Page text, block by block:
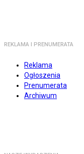
REKLAMA I PRENUMERATA
Reklama
Ogłoszenia
Prenumerata
Archiwum